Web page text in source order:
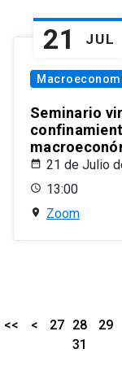
21 JUL
Seminario
21 de Julio
13:00
Zoom
<< < 27 28 29
31